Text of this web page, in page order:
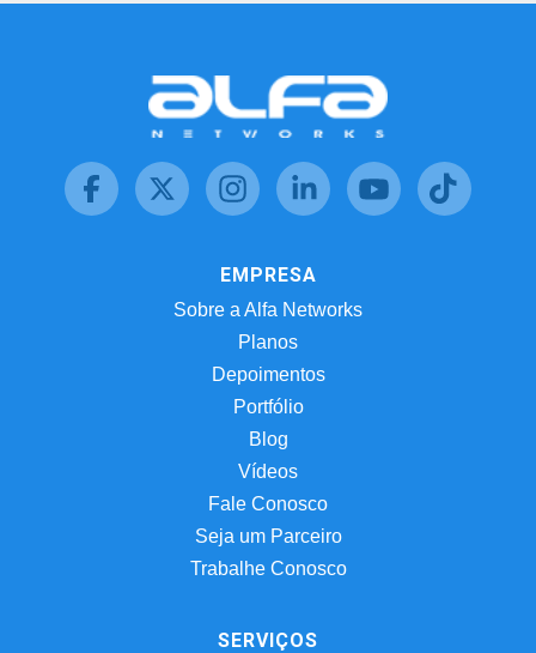
EMPRESA
Sobre a Alfa Networks
Planos
Depoimentos
Portfólio
Blog
Vídeos
Fale Conosco
Seja um Parceiro
Trabalhe Conosco
SERVIÇOS